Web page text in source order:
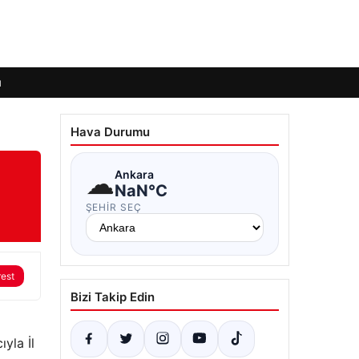
İl
Hava Durumu
☁Ankara
NaN°C
ŞEHIR SEÇ
Bizi Takip Edin